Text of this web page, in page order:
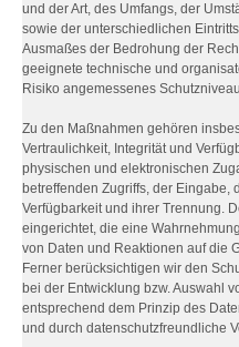
und der Art, des Umfangs, der
sowie der unterschiedlichen
Ausmaßes der Bedrohung der
geeignete technische und
Risiko angemessenes
Zu den Maßnahmen gehören
Vertraulichkeit, Integrität und
physischen und elektronischen
betreffenden Zugriffs, der Eingabe,
Verfügbarkeit und ihrer Trennung.
eingerichtet, die eine
von Daten und Reaktionen auf die
Ferner berücksichtigen wir den
bei der Entwicklung bzw. Auswahl
entsprechend dem Prinzip des
und durch datenschutzfreundliche